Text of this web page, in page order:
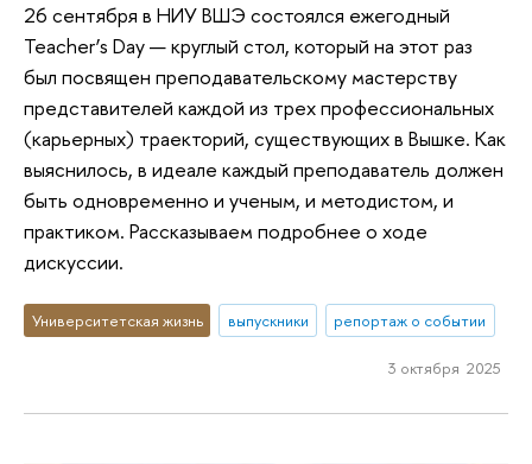
26 сентября в НИУ ВШЭ состоялся ежегодный
Teacher’s Day — круглый стол, который на этот раз
был посвящен преподавательскому мастерству
представителей каждой из трех профессиональных
(карьерных) траекторий, существующих в Вышке. Как
выяснилось, в идеале каждый преподаватель должен
быть одновременно и ученым, и методистом, и
практиком. Рассказываем подробнее о ходе
дискуссии.
Университетская жизнь выпускники репортаж о событии
3 октября 2025